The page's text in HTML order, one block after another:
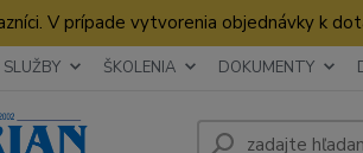
V prípade vytvorenia objednávky k
SLUŽBY ŠKOLENIA DOKUMENTY